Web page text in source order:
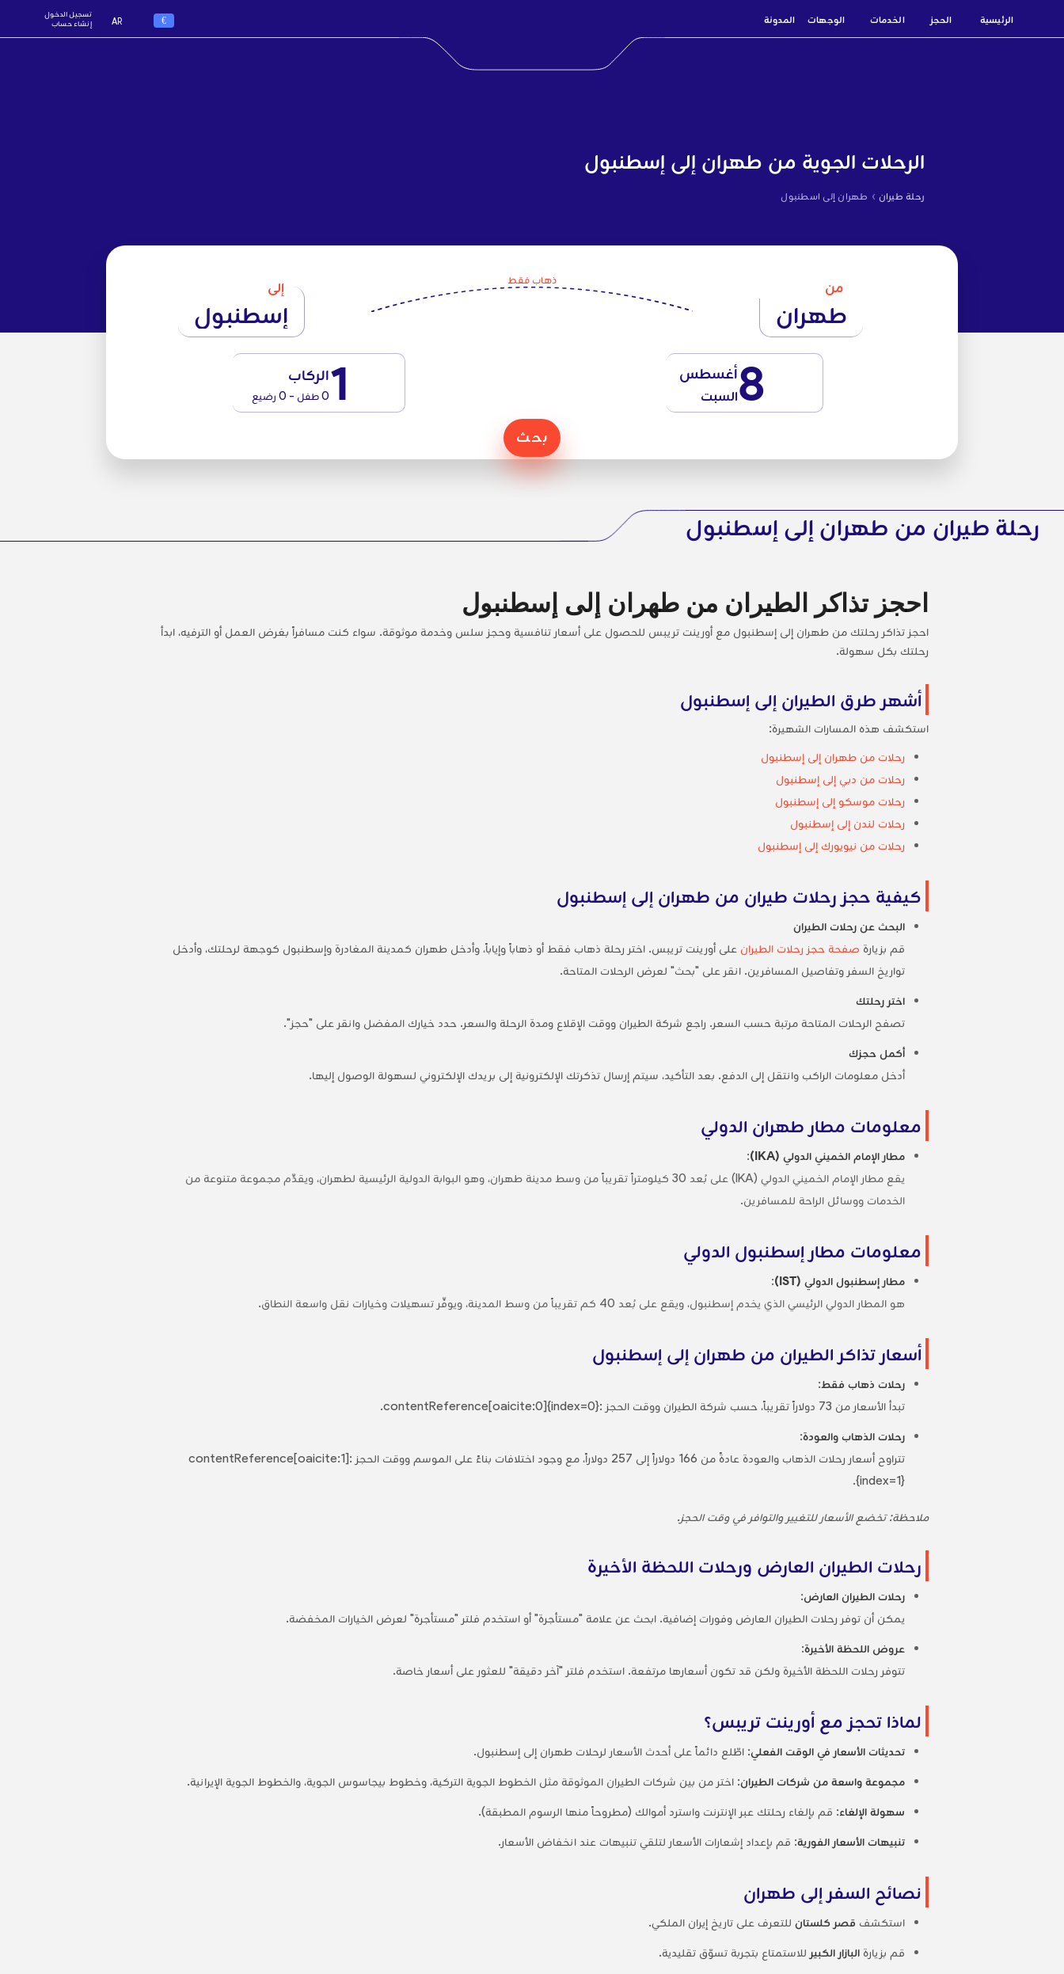
الرئيسية الحجز الخدمات الوجهات المدونة €
AR
تسجيل الدخول
إنشاء حساب
الرحلات الجوية من طهران إلى إسطنبول
رحلة طيران › طهران إلى اسطنبول
من
طهران
ذهاب فقط إلى
إسطنبول
8أغسطس
السبت 1الركاب
0 طفل - 0 رضيع
بحث
رحلة طيران من طهران إلى إسطنبول
احجز تذاكر الطيران من طهران إلى إسطنبول
احجز تذاكر رحلتك من طهران إلى إسطنبول مع أورينت تريبس للحصول على أسعار تنافسية وحجز سلس وخدمة موثوقة. سواء كنت مسافراً بغرض العمل أو الترفيه، ابدأ
رحلتك بكل سهولة.
أشهر طرق الطيران إلى إسطنبول
استكشف هذه المسارات الشهيرة:
رحلات من طهران إلى إسطنبول
رحلات من دبي إلى إسطنبول
رحلات موسكو إلى إسطنبول
رحلات لندن إلى إسطنبول
رحلات من نيويورك إلى إسطنبول
كيفية حجز رحلات طيران من طهران إلى إسطنبول
البحث عن رحلات الطيران
قم بزيارة صفحة حجز رحلات الطيران على أورينت تريبس. اختر رحلة ذهاب فقط أو ذهاباً وإياباً، وأدخل طهران كمدينة المغادرة وإسطنبول كوجهة لرحلتك، وأدخل
تواريخ السفر وتفاصيل المسافرين. انقر على "بحث" لعرض الرحلات المتاحة.
اختر رحلتك
تصفح الرحلات المتاحة مرتبة حسب السعر. راجع شركة الطيران ووقت الإقلاع ومدة الرحلة والسعر. حدد خيارك المفضل وانقر على "حجز".
أكمل حجزك
أدخل معلومات الراكب وانتقل إلى الدفع. بعد التأكيد، سيتم إرسال تذكرتك الإلكترونية إلى بريدك الإلكتروني لسهولة الوصول إليها.
معلومات مطار طهران الدولي
مطار الإمام الخميني الدولي (IKA)
:
يقع مطار الإمام الخميني الدولي (IKA) على بُعد 30 كيلومتراً تقريباً من وسط مدينة طهران، وهو البوابة الدولية الرئيسية لطهران، ويقدِّم مجموعة متنوعة من
الخدمات ووسائل الراحة للمسافرين.
معلومات مطار إسطنبول الدولي
مطار إسطنبول الدولي (IST)
:
هو المطار الدولي الرئيسي الذي يخدم إسطنبول، ويقع على بُعد 40 كم تقريباً من وسط المدينة، ويوفِّر تسهيلات وخيارات نقل واسعة النطاق.
أسعار تذاكر الطيران من طهران إلى إسطنبول
رحلات ذهاب فقط:
تبدأ الأسعار من 73 دولاراً تقريباً، حسب شركة الطيران ووقت الحجز :contentReference[oaicite:0]{index=0}.
رحلات الذهاب والعودة:
تتراوح أسعار رحلات الذهاب والعودة عادةً من 166 دولاراً إلى 257 دولاراً، مع وجود اختلافات بناءً على الموسم ووقت الحجز :contentReference[oaicite:1]
{index=1}.
ملاحظة: تخضع الأسعار للتغيير والتوافر في وقت الحجز.
رحلات الطيران العارض ورحلات اللحظة الأخيرة
رحلات الطيران العارض:
يمكن أن توفر رحلات الطيران العارض وفورات إضافية. ابحث عن علامة "مستأجرة" أو استخدم فلتر "مستأجرة" لعرض الخيارات المخفضة.
عروض اللحظة الأخيرة:
تتوفر رحلات اللحظة الأخيرة ولكن قد تكون أسعارها مرتفعة. استخدم فلتر "آخر دقيقة" للعثور على أسعار خاصة.
لماذا تحجز مع أورينت تريبس؟
تحديثات الأسعار في الوقت الفعلي: اطّلع دائماً على أحدث الأسعار لرحلات طهران إلى إسطنبول.
مجموعة واسعة من شركات الطيران: اختر من بين شركات الطيران الموثوقة مثل الخطوط الجوية التركية، وخطوط بيجاسوس الجوية، والخطوط الجوية الإيرانية.
سهولة الإلغاء: قم بإلغاء رحلتك عبر الإنترنت واسترد أموالك (مطروحاً منها الرسوم المطبقة).
تنبيهات الأسعار الفورية: قم بإعداد إشعارات الأسعار لتلقي تنبيهات عند انخفاض الأسعار.
نصائح السفر إلى طهران
استكشف قصر كلستان للتعرف على تاريخ إيران الملكي.
قم بزيارة البازار الكبير للاستمتاع بتجربة تسوّق تقليدية.